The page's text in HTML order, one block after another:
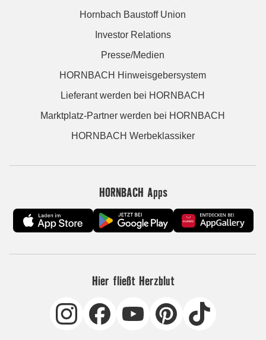
Hornbach Baustoff Union
Investor Relations
Presse/Medien
HORNBACH Hinweisgebersystem
Lieferant werden bei HORNBACH
Marktplatz-Partner werden bei HORNBACH
HORNBACH Werbeklassiker
HORNBACH Apps
Hier fließt Herzblut